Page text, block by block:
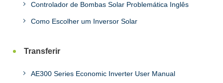
Controlador de Bombas Solar Problemática Inglês
Como Escolher um Inversor Solar
Transferir
AE300 Series Economic Inverter User Manual